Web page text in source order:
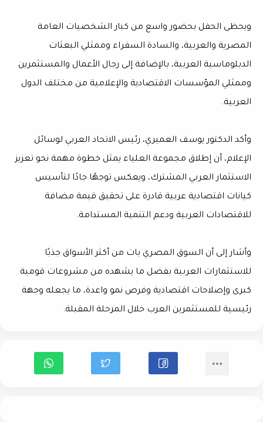
ويحظى الحفل بحضور واسع من كبار الشخصيات العامة
المصرية والعربية، والسادة السفراء وممثلي البعثات
الدبلوماسية العربية، بالإضافة إلى رجال الأعمال والمستثمرين
وممثلي المؤسسات الاقتصادية والإعلامية من مختلف الدول
العربية.
وأكد الدكتور يوسف العميري، رئيس الاتحاد العربي لوسائل
الإعلام، أن إطلاق مجموعة العلياء يمثل خطوة مهمة نحو تعزيز
الاستثمار العربي المشترك، ويعكس توجهًا جادًا لتأسيس
كيانات اقتصادية عربية قادرة على تحقيق قيمة مضافة
للاقتصادات العربية ودعم التنمية المستدامة.
وأشار إلى أن السوق المصري بات من أكثر الأسواق جذبًا
للاستثمارات العربية بفضل ما يشهده من مشروعات قومية
كبرى وإصلاحات اقتصادية وفرص نمو واعدة، ما يجعله وجهة
رئيسية للمستثمرين العرب خلال المرحلة المقبلة.